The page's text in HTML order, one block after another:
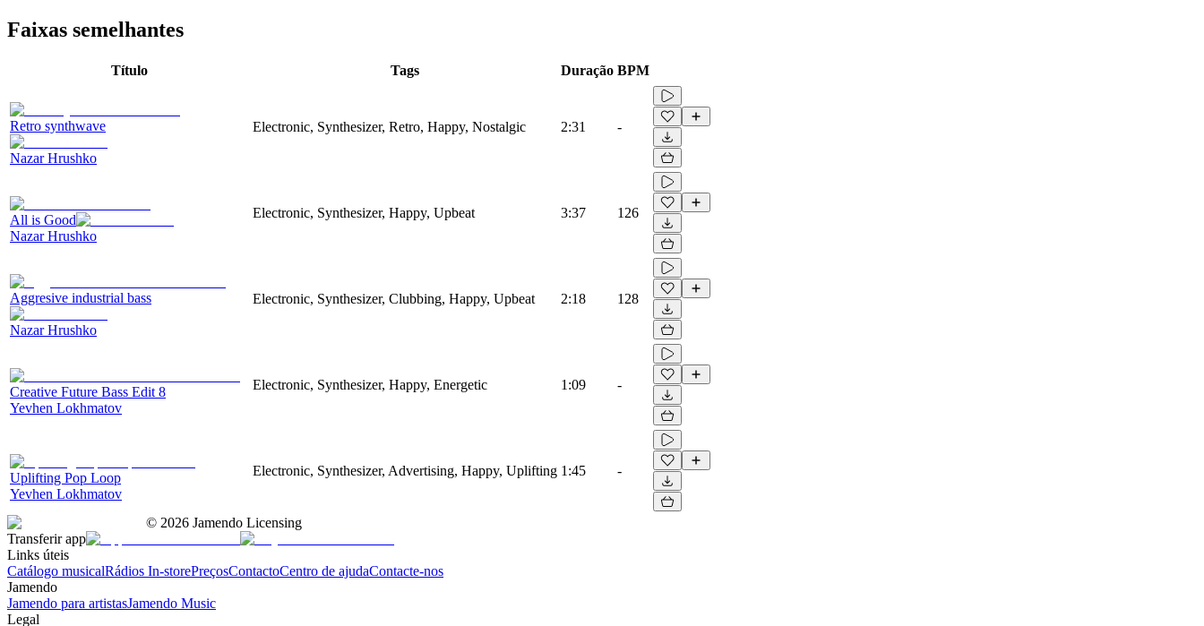
Faixas semelhantes
Título Tags Duração BPM
Retro synthwave
Nazar Hrushko
Electronic, Synthesizer, Retro, Happy, Nostalgic 2:31 -
All is Good
Nazar Hrushko
Electronic, Synthesizer, Happy, Upbeat 3:37 126
Aggresive industrial bass
Nazar Hrushko
Electronic, Synthesizer, Clubbing, Happy, Upbeat 2:18 128
Creative Future Bass Edit 8
Yevhen Lokhmatov
Electronic, Synthesizer, Happy, Energetic 1:09 -
Uplifting Pop Loop
Yevhen Lokhmatov
Electronic, Synthesizer, Advertising, Happy, Uplifting 1:45 -
© 2026 Jamendo Licensing
Transferir app
Links úteis
Catálogo musicalRádios In-storePreçosContactoCentro de ajudaContacte-nos
Jamendo
Jamendo para artistasJamendo Music
Legal